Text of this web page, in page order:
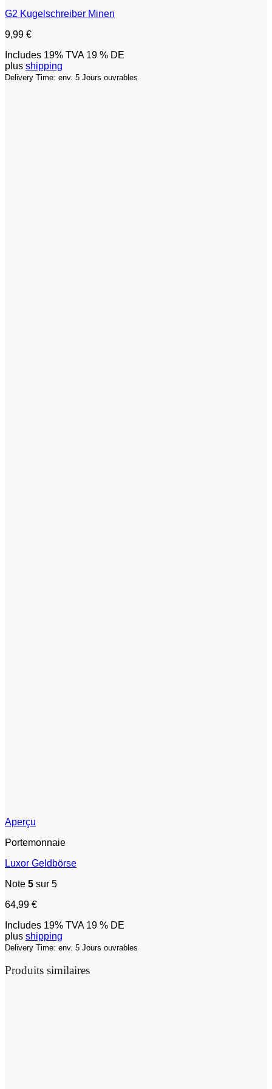
G2 Kugelschreiber Minen
9,99 €
Includes 19% TVA 19 % DE
plus shipping
Delivery Time: env. 5 Jours ouvrables
Aperçu
Portemonnaie
Luxor Geldbörse
Note 5 sur 5
64,99 €
Includes 19% TVA 19 % DE
plus shipping
Delivery Time: env. 5 Jours ouvrables
Produits similaires